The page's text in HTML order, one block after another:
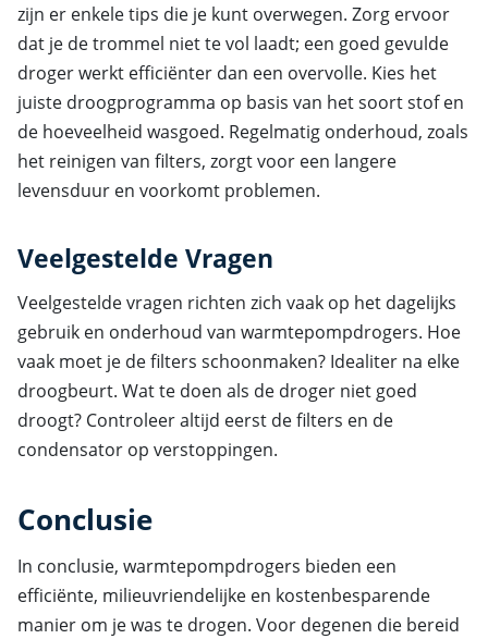
zijn er enkele tips die je kunt overwegen. Zorg ervoor
dat je de trommel niet te vol laadt; een goed gevulde
droger werkt efficiënter dan een overvolle. Kies het
juiste droogprogramma op basis van het soort stof en
de hoeveelheid wasgoed. Regelmatig onderhoud, zoals
het reinigen van filters, zorgt voor een langere
levensduur en voorkomt problemen.
Veelgestelde Vragen
Veelgestelde vragen richten zich vaak op het dagelijks
gebruik en onderhoud van warmtepompdrogers. Hoe
vaak moet je de filters schoonmaken? Idealiter na elke
droogbeurt. Wat te doen als de droger niet goed
droogt? Controleer altijd eerst de filters en de
condensator op verstoppingen.
Conclusie
In conclusie, warmtepompdrogers bieden een
efficiënte, milieuvriendelijke en kostenbesparende
manier om je was te drogen. Voor degenen die bereid